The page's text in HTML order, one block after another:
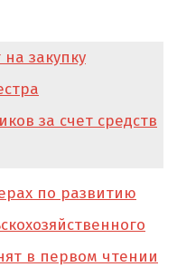
закупку
за счет средств
по развитию
в первом чтении